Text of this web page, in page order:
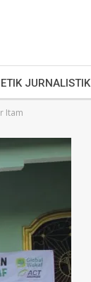
JURNALISTIK
Itam